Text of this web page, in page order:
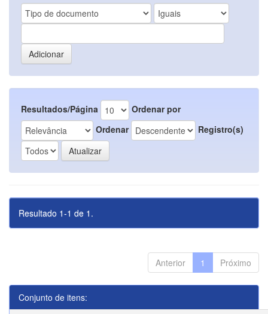
Resultados/Página
Ordenar por
Ordenar
Registro(s)
Resultado 1-1 de 1.
Anterior 1 Próximo
Conjunto de itens: